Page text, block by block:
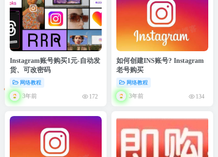
Instagram账号购买1元-自动发
货、可改密码
网络教程
3年前 172
如何创建INS账号? Instagram
老号购买
网络教程
3年前 134